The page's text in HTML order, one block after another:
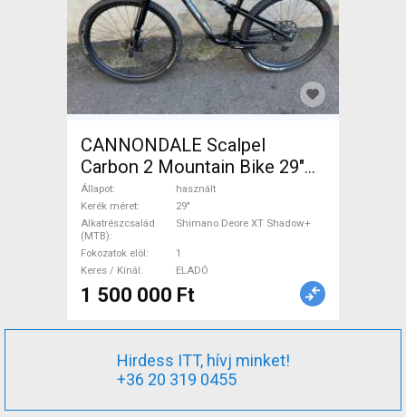
CANNONDALE Scalpel
Carbon 2 Mountain Bike 29"
össztelós / fully Shimano
Deore XT Shadow+ használt
ELADÓ
Állapot
használt
Kerék méret
29"
Alkatrészcsalád
(MTB)
Shimano Deore XT Shadow+
Fokozatok elöl
1
Keres / Kínál
ELADÓ
1 500 000 Ft
Hirdess ITT, hívj minket!
+36 20 319 0455